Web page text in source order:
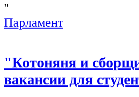
"
Парламент
"Котоняня и
вакансии для